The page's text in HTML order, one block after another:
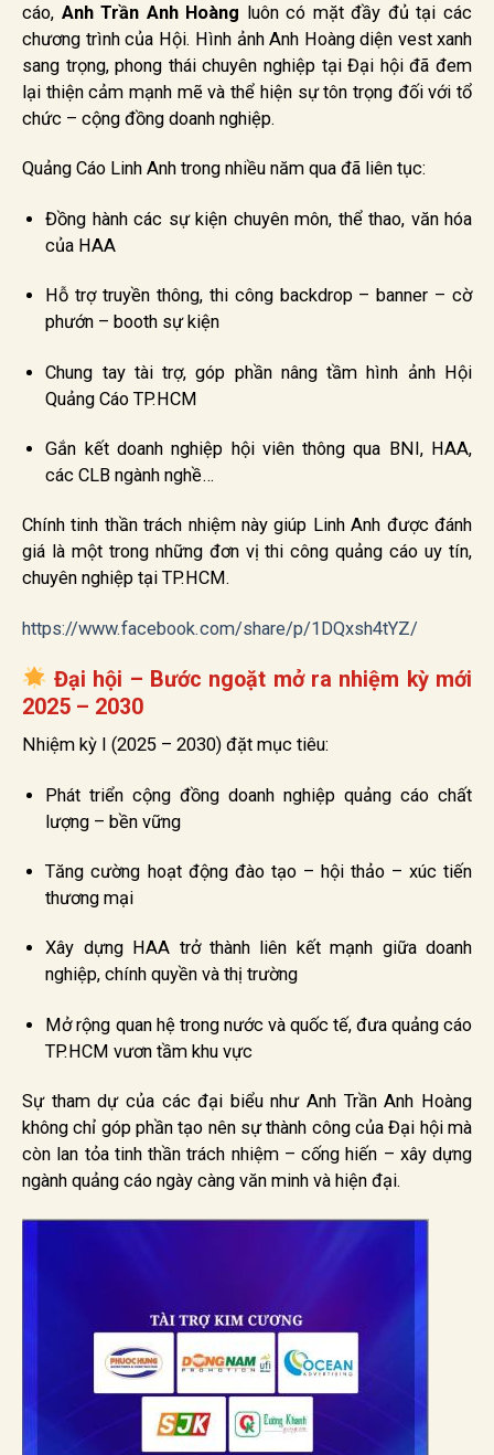
cáo, Anh Trần Anh Hoàng luôn có mặt đầy đủ tại các
chương trình của Hội. Hình ảnh Anh Hoàng diện vest xanh
sang trọng, phong thái chuyên nghiệp tại Đại hội đã đem
lại thiện cảm mạnh mẽ và thể hiện sự tôn trọng đối với tổ
chức – cộng đồng doanh nghiệp.
Quảng Cáo Linh Anh trong nhiều năm qua đã liên tục:
Đồng hành các sự kiện chuyên môn, thể thao, văn hóa
của HAA
Hỗ trợ truyền thông, thi công backdrop – banner – cờ
phướn – booth sự kiện
Chung tay tài trợ, góp phần nâng tầm hình ảnh Hội
Quảng Cáo TP.HCM
Gắn kết doanh nghiệp hội viên thông qua BNI, HAA,
các CLB ngành nghề…
Chính tinh thần trách nhiệm này giúp Linh Anh được đánh
giá là một trong những đơn vị thi công quảng cáo uy tín,
chuyên nghiệp tại TP.HCM.
https://www.facebook.com/share/p/1DQxsh4tYZ/
Đại hội – Bước ngoặt mở ra nhiệm kỳ mới
2025 – 2030
Nhiệm kỳ I (2025 – 2030) đặt mục tiêu:
Phát triển cộng đồng doanh nghiệp quảng cáo chất
lượng – bền vững
Tăng cường hoạt động đào tạo – hội thảo – xúc tiến
thương mại
Xây dựng HAA trở thành liên kết mạnh giữa doanh
nghiệp, chính quyền và thị trường
Mở rộng quan hệ trong nước và quốc tế, đưa quảng cáo
TP.HCM vươn tầm khu vực
Sự tham dự của các đại biểu như Anh Trần Anh Hoàng
không chỉ góp phần tạo nên sự thành công của Đại hội mà
còn lan tỏa tinh thần trách nhiệm – cống hiến – xây dựng
ngành quảng cáo ngày càng văn minh và hiện đại.